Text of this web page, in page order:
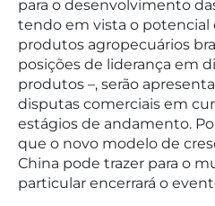
para o desenvolvimento
tendo em vista o potencial
produtos agropecuários
posições de liderança em
produtos –, serão
disputas comerciais em
estágios de andamento.
que o novo modelo de
China pode trazer para o
particular encerrará o